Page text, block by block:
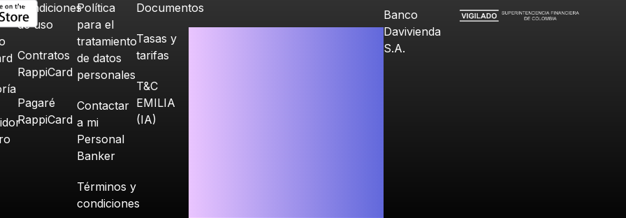
Condiciones
de uso
Contratos
RappiCard
Pagaré
RappiCard
Política
para el
tratamiento
de datos
personales
Contactar
a mi
Personal
Banker
Términos y
condiciones
Documentos
Tasas y
tarifas
T&C
EMILIA
(IA)
Banco
Davivienda
S.A.